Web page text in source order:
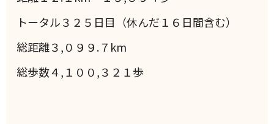
トータル３２５日目（休んだ１６日間含む）
総距離３,０９９.７km
総歩数４,１００,３２１歩